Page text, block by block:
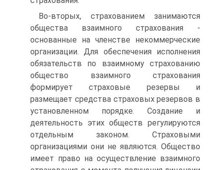
Во-вторых, страхованием занимаются
общества взаимного страхования -
основанные на членстве некоммерческие
организации. Для обеспечения исполнения
обязательств по взаимному страхованию
общество взаимного страхования
формирует страховые резервы и
размещает средства страховых резервов в
установленном порядке. Создание и
деятельность этих обществ регулируются
отдельным законом. Страховыми
организациями они не являются. Общество
имеет право на осуществление взаимного